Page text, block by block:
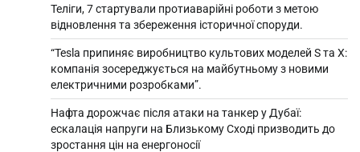
Теліги, 7 стартували протиаварійні роботи з метою
відновлення та збереження історичної споруди.
“Tesla припиняє виробництво культових моделей S та X:
компанія зосереджується на майбутньому з новими
електричними розробками”.
Нафта дорожчає після атаки на танкер у Дубаї:
ескалація напруги на Близькому Сході призводить до
зростання цін на енергоносії